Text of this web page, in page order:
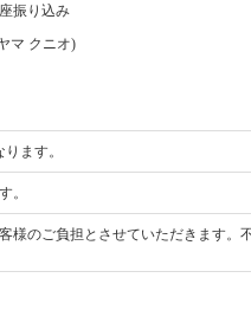
振り込み
マ クニオ)
ます。
。
様のご負担とさせていただきます。